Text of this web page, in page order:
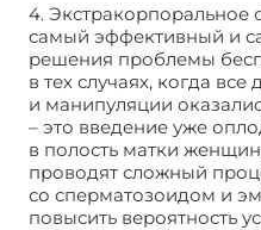
4. Экстракорпоральное
самый эффективный и
решения проблемы
в тех случаях, когда
и манипуляции
– это введение уже
в полость матки
проводят сложный
со сперматозоидом и
повысить вероятность